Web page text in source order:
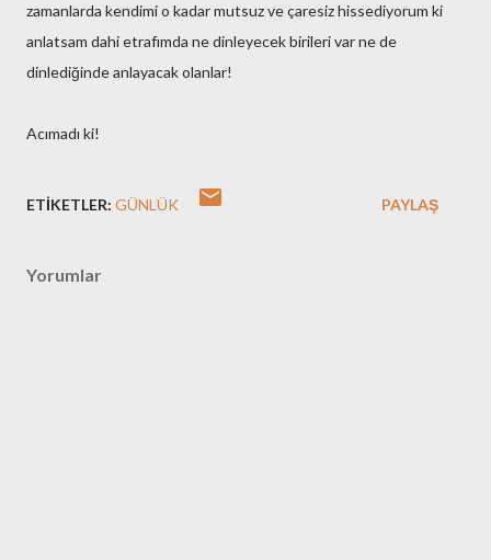
zamanlarda kendimi o kadar mutsuz ve çaresiz hissediyorum ki
anlatsam dahi etrafımda ne dinleyecek birileri var ne de
dinlediğinde anlayacak olanlar!
Acımadı ki!
ETIKETLER: GÜNLÜK PAYLAŞ
Yorumlar